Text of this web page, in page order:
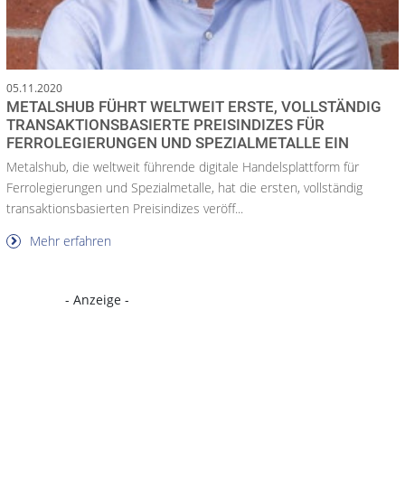
05.11.2020
METALSHUB FÜHRT WELTWEIT ERSTE, VOLLSTÄNDIG
TRANSAKTIONSBASIERTE PREISINDIZES FÜR
FERROLEGIERUNGEN UND SPEZIALMETALLE EIN
Metalshub, die weltweit führende digitale Handelsplattform für
Ferrolegierungen und Spezialmetalle, hat die ersten, vollständig
transaktionsbasierten Preisindizes veröff...
Mehr erfahren
- Anzeige -